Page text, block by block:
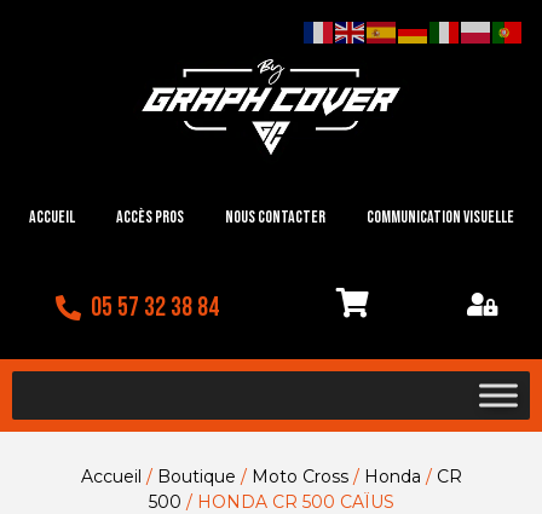
Accueil Accès Pros Nous contacter Communication visuelle
05 57 32 38 84
Accueil / Boutique / Moto Cross/ Honda / CR
500 / HONDA CR 500 CAÏUS